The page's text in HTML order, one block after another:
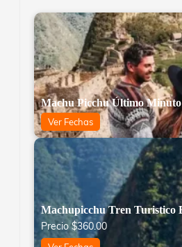
Machu Picchu Último Minuto
Ver Fechas
Machupicchu Tren Turistico
Precio$360.00